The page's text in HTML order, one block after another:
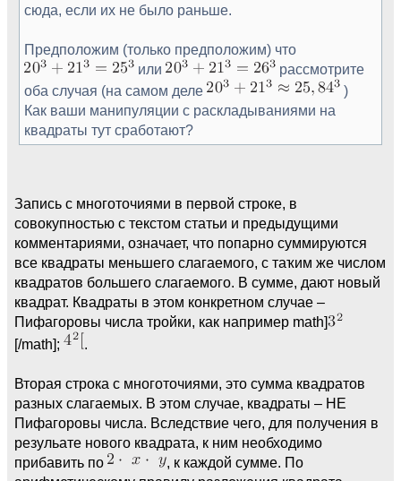
сюда, если их не было раньше.
Предположим (только предположим) что
или
рассмотрите
оба случая (на самом деле
)
Как ваши манипуляции с раскладываниями на
квадраты тут сработают?
Запись с многоточиями в первой строке, в
совокупностью с текстом статьи и предыдущими
комментариями, означает, что попарно суммируются
все квадраты меньшего слагаемого, с таҡим же числом
квадратов большего слагаемого. В сумме, дают новый
квадрат. Квадраты в этом конкретном случае –
Пифагоровы числа тройки, как например math]
[/math];
.
Вторая строка с многоточиями, это сумма квадратов
разных слагаемых. В этом случае, квадраты – НЕ
Пифагоровы числа. Вследствие чего, для получения в
резульате нового квадрата, к ним необходимо
прибавить по
, к каждой сумме. По